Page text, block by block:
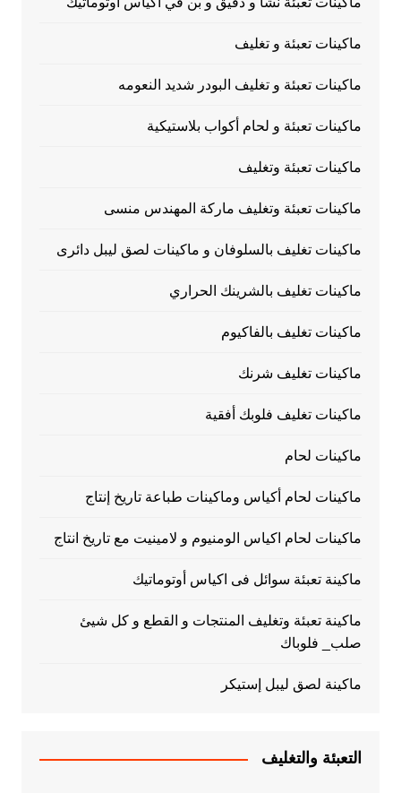
ماكينات تعبئة و تغليف
ماكينات تعبئة و تغليف البودر شديد النعومه
ماكينات تعبئة و لحام أكواب بلاستيكية
ماكينات تعبئة وتغليف
ماكينات تعبئة وتغليف ماركة المهندس منسى
ماكينات تغليف بالسلوفان و ماكينات لصق ليبل دائرى
ماكينات تغليف بالشرينك الحراري
ماكينات تغليف بالفاكيوم
ماكينات تغليف شرنك
ماكينات تغليف فلوبك أفقية
ماكينات لحام
ماكينات لحام أكياس وماكينات طباعة تاريخ إنتاج
ماكينات لحام اكياس الومنيوم و لامينيت مع تاريخ انتاج
ماكينة تعبئة سوائل فى اكياس أوتوماتيك
ماكينة تعبئة وتغليف المنتجات و القطع و كل شيئ
صلب_ فلوباك
ماكينة لصق ليبل إستيكر
التعبئة والتغليف